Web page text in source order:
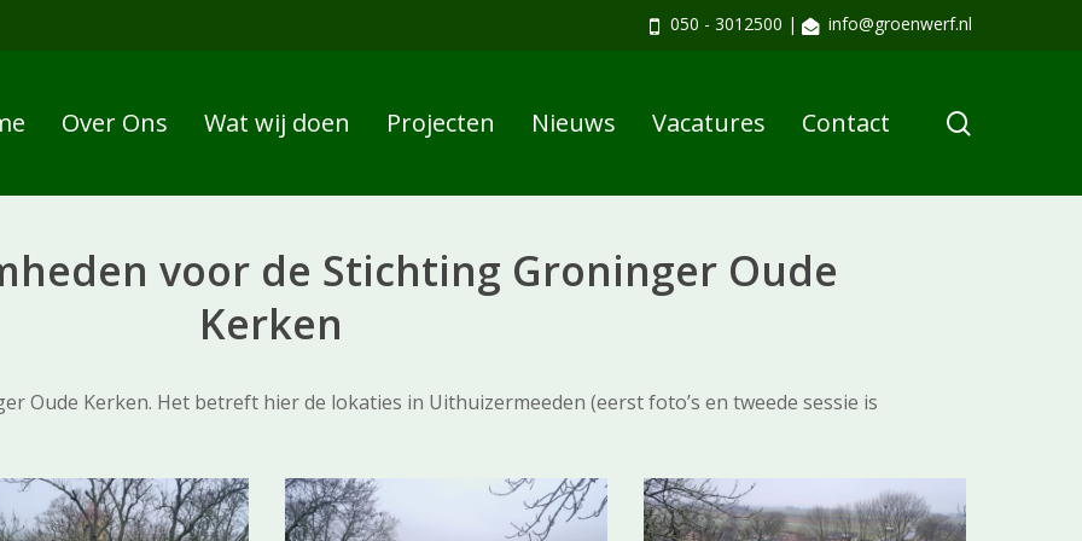
050 - 3012500 | info@groenwerf.nl
Over Ons Wat wij doen Projecten Nieuws Vacatures Contact
voor de Stichting Groninger Oude
Kerken
Oude Kerken. Het betreft hier de lokaties in Uithuizermeeden (eerst foto’s en tweede sessie is
3 4